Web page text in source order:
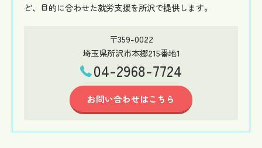
ど、目的に合わせた就労支援を所沢で提供します。
〒359-0022
埼玉県所沢市本郷215番地1
04-2968-7724
お問い合わせはこちら